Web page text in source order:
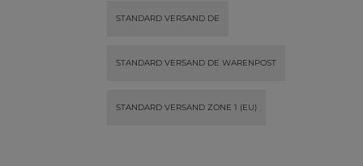
STANDARD VERSAND DE
STANDARD VERSAND DE WARENPOST
STANDARD VERSAND ZONE 1 (EU)